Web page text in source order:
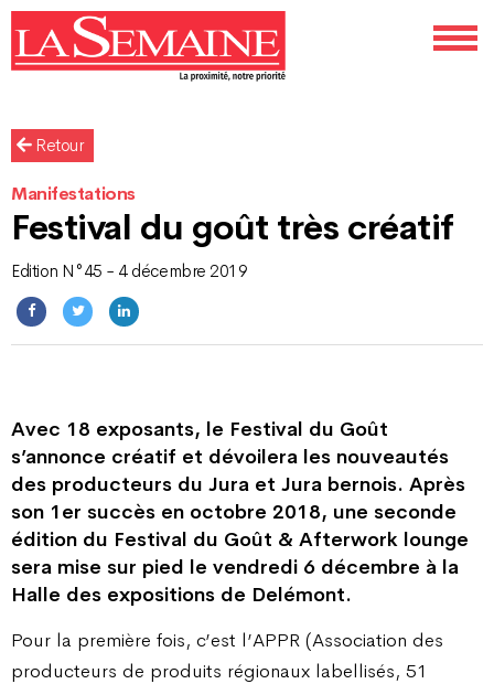
Retour
Manifestations
Festival du goût très créatif
Edition N°45 - 4 décembre 2019
Avec 18 exposants, le Festival du Goût
s’annonce créatif et dévoilera les nouveautés
des producteurs du Jura et Jura bernois. Après
son 1er succès en octobre 2018, une seconde
édition du Festival du Goût & Afterwork lounge
sera mise sur pied le vendredi 6 décembre à la
Halle des expositions de Delémont.
Pour la première fois, c’est l’APPR (Association des
producteurs de produits régionaux labellisés, 51